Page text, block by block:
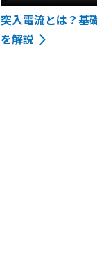
突入電流とは？基
を解説